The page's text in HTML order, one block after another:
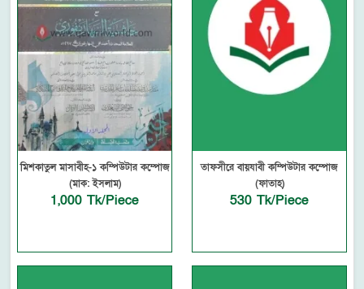
মিশকাতুল মাসাবীহ-১ কম্পিউটার কম্পোজ
(মাক: ইসলাম)
1,000 Tk/Piece
তাফসীরে বায়যাবী কম্পিউটার কম্পোজ
(ফাতাহ)
530 Tk/Piece